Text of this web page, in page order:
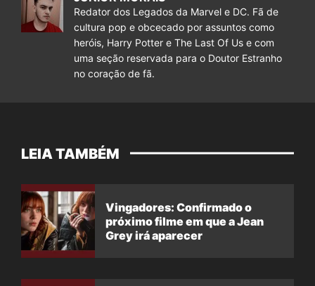
Redator dos Legados da Marvel e DC. Fã de
cultura pop e obcecado por assuntos como
heróis, Harry Potter e The Last Of Us e com
uma seção reservada para o Doutor Estranho
no coração de fã.
LEIA TAMBÉM
Vingadores: Confirmado o
próximo filme em que a Jean
Grey irá aparecer